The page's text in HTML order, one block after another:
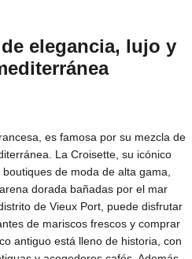
elegancia, lujo y
es famosa por su mezcla de
La Croisette, su icónico
de moda de alta gama,
dorada bañadas por el mar
de Vieux Port, puede disfrutar
de mariscos frescos y comprar
antiguo está lleno de historia, con